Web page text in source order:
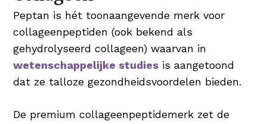
Peptan is hét toonaangevende merk voor
collageenpeptiden (ook bekend als
gehydrolyseerd collageen) waarvan in
wetenschappelijke studies is aangetoond
dat ze talloze gezondheidsvoordelen bieden.
De premium collageenpeptidemerk zet de